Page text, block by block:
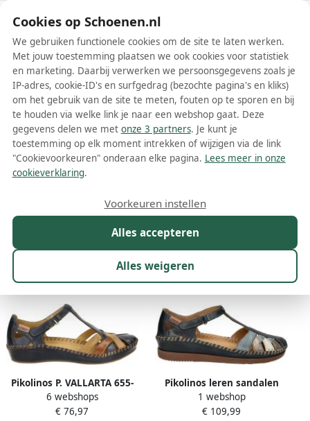
Schoenen.nl
Wis filters Alle filters
Blauwe PIKOLINOS damesschoenen
Meer lezen
Kleur 1
65 resultaten:
Pikolinos P. VALLARTA 655-
0732 Platte sandalenDames
Sandalen Blauw
6 webshops
€ 76,97
Pikolinos leren sandalen
blauw
1 webshop
€ 109,99
Cookies op Schoenen.nl
We gebruiken functionele cookies om de site te laten werken.
Met jouw toestemming plaatsen we ook cookies voor statistiek
en marketing. Daarbij verwerken we persoonsgegevens zoals je
IP-adres, cookie-ID's en surfgedrag (bezochte pagina's en kliks)
om het gebruik van de site te meten, fouten op te sporen en bij
te houden via welke link je naar een webshop gaat. Deze
gegevens delen we met onze 3 partners. Je kunt je
toestemming op elk moment intrekken of wijzigen via de link
"Cookievoorkeuren" onderaan elke pagina. Lees meer in onze
cookieverklaring.
Alles accepteren
Alles weigeren
Voorkeuren instellen